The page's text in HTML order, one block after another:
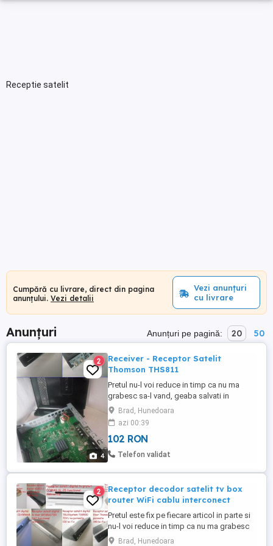
Receptie satelit
Cumpără cu livrare, direct din pagina
anunțului. Vezi detalii
Vezi anunțuri
cu livrare
Anunțuri Anunțuri pe pagină: 20 50
4
2
Receiver - Receptor Satelit
Thomson THS811
Pretul nu-l voi reduce in timp ca nu ma
grabesc sa-l vand, geaba salvati in
favorite crezand ca-l scad, normal il cresc
constant Doar 102 lei negociabil oricum
valoreaza mai mult de atat Nu-l trimit cu
ramburs Care vor sa-mi vanda ori isi dau
cu parerea sau compara cu alte oferte
Brad, Hunedoara
azi 00:39
102 RON
Telefon validat
2
Receptor decodor satelit tv box
router WiFi cablu interconect
Pretul este fix pe fiecare articol in parte si
nu-l voi reduce in timp ca nu ma grabesc
sa le vand, geaba salvati anuntul in
Brad, Hunedoara